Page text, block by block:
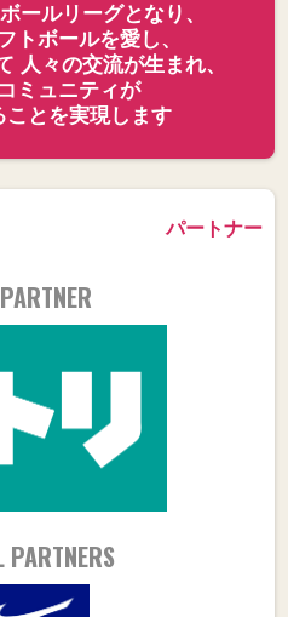
ールリーグとなり、
トボールを愛し、
人々の交流が生まれ、
ミュニティが
とを実現します
パートナー
PARTNERS